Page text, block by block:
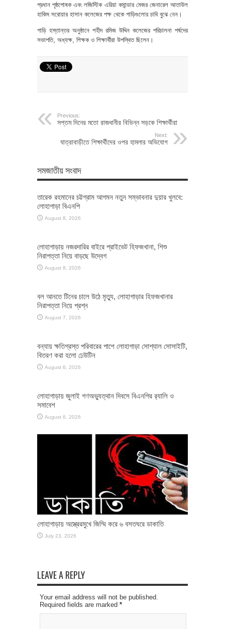
প্রধান পৃষ্ঠপোষক এবং লজিস্টিক এরিয়া কমান্ডার মেজর জেনারেল আতাউল
হাকিম সরোয়ার হাসান কলেজের পক্ষ থেকে গাড়িগুলোর চাবি বুঝে নেন।
গাড়ি হস্তান্তর অনুষ্ঠানে শহীদ রমিজ উদ্দিন কলেজের পরিচালনা পর্ষদের
সভাপতি, অধ্যক্ষ, শিক্ষক ও শিক্ষার্থীরা উপস্থিত ছিলেন।
Previous:
সপ্তম দিনের মতো রাজধানীর বিভিন্ন সড়কে শিক্ষার্থীরা
Next:
যাত্রাবাড়ীতে শিক্ষার্থীদের ওপর হামলার অভিযোগ
সমজাতীয় সংবাদ
তারেক রহমানের চট্টগ্রাম আগমন নতুন সম্ভাবনার দুয়ার খুলবে:
লোহাগাড়া বিএনপি
August 8, 2026
লোহাগাড়ায় নজরদারির বাইরে প্রাইভেট হিফজখানা, শিশু
নিরাপত্তা নিয়ে বাড়ছে উদ্বেগ
August 8, 2026
বল আনতে টিনের চালে উঠে মৃত্যু, লোহাগাড়ার হিফজখানার
নিরাপত্তা নিয়ে প্রশ্ন
August 7, 2026
বন্যায় ক্ষতিগ্রস্ত পরিবারের পাশে লোহাগাড়া সোশ্যাল সোসাইটি,
বিতরণ করা হলো ঢেউটিন
August 6, 2026
লোহাগাড়ায় জুলাই গণঅভ্যুত্থান দিবসে বিএনপির র‌্যালি ও
সমাবেশ
August 6, 2026
লোহাগাড়ায় অস্ত্রেরমুখে জিম্মি করে ৬ বসতঘরে ডাকাতি
July 23, 2026
LEAVE A REPLY
Your email address will not be published.
Required fields are marked *